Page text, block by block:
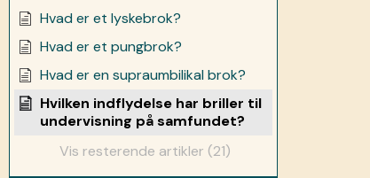
Hvad er et lyskebrok?
Hvad er et pungbrok?
Hvad er en supraumbilikal brok?
Hvilken indflydelse har briller til
undervisning på samfundet?
Vis resterende artikler (21)